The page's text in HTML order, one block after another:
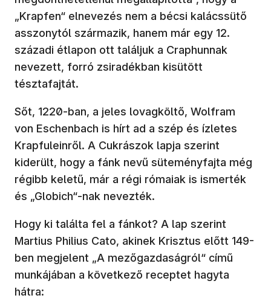
„Krapfen“ elnevezés nem a bécsi kalácssütő
asszonytól származik, hanem már egy 12.
századi étlapon ott találjuk a Craphunnak
nevezett, forró zsiradékban kisütött
tésztafajtát.
Sőt, 1220-ban, a jeles lovagköltő, Wolfram
von Eschenbach is hírt ad a szép és ízletes
Krapfuleinről. A Cukrászok lapja szerint
kiderült, hogy a fánk nevű süteményfajta még
régibb keletű, már a régi rómaiak is ismerték
és „Globich“-nak nevezték.
Hogy ki találta fel a fánkot? A lap szerint
Martius Philius Cato, akinek Krisztus előtt 149-
ben megjelent „A mezőgazdaságról“ című
munkájában a következő receptet hagyta
hátra: